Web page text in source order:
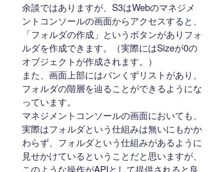
余談ではありますが、S3はWebのマネジメ
ントコンソールの画面からアクセスすると、
「フォルダの作成」というボタンがありフォ
ルダを作成できます。（実際にはSizeが0の
オブジェクトが作成されます。）
また、画面上部にはパンくずリストがあり、
フォルダの階層を辿ることができるようにな
っています。
マネジメントコンソールの画面においても、
実際はフォルダという仕組みは無いにもかか
わらず、フォルダという仕組みがあるように
見せかけているということだと思いますが、
このような操作がAPIとして提供されると良